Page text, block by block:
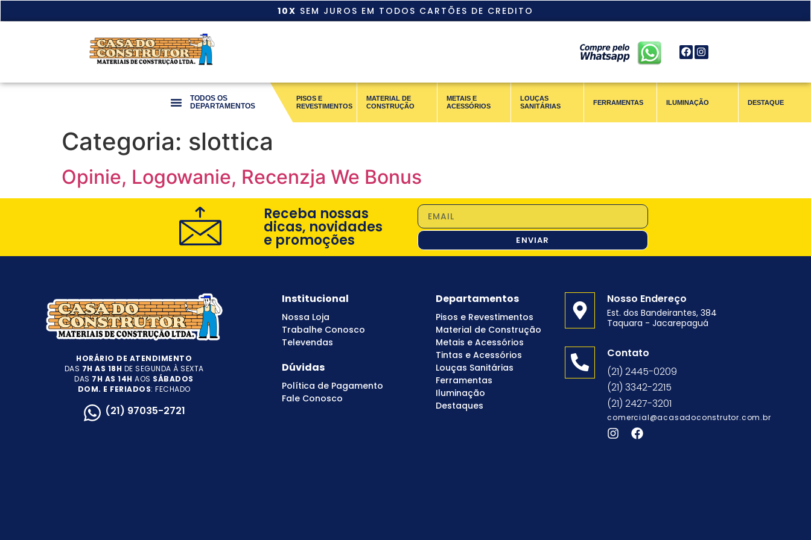
10X SEM JUROS EM TODOS CARTÕES DE CREDITO
TODOS OS
DEPARTAMENTOS
PISOS E
REVESTIMENTOS
MATERIAL DE
CONSTRUÇÃO
METAIS E
ACESSÓRIOS
LOUÇAS
SANITÁRIAS
FERRAMENTAS ILUMINAÇÃO DESTAQUE
Categoria: slottica
Opinie, Logowanie, Recenzja We Bonus
Receba nossas
dicas, novidades
e promoções ENVIAR
HORÁRIO DE ATENDIMENTO
DAS 7H AS 18H DE SEGUNDA À SEXTA
DAS 7H AS 14H AOS SÁBADOS
DOM. E FERIADOS: FECHADO
(21) 97035-2721
Institucional
Nossa Loja
Trabalhe Conosco
Televendas
Dúvidas
Política de Pagamento
Fale Conosco
Departamentos
Pisos e Revestimentos
Material de Construção
Metais e Acessórios
Tintas e Acessórios
Louças Sanitárias
Ferramentas
Iluminação
Destaques
Nosso Endereço
Est. dos Bandeirantes, 384
Taquara - Jacarepaguá
Contato
(21) 2445-0209
(21) 3342-2215
(21) 2427-3201
comercial@acasadoconstrutor.com.br